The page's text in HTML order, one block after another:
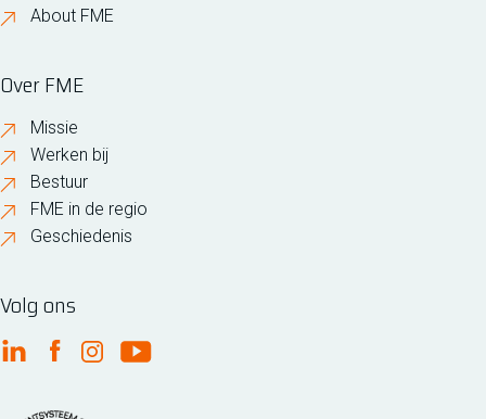
About FME
Over FME
Missie
Werken bij
Bestuur
FME in de regio
Geschiedenis
Volg ons
FME Linkedin
FME Facebook
FME Instagram
FME Youtube